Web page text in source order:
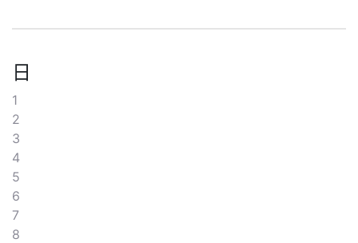
日
1
2
3
4
5
6
7
8